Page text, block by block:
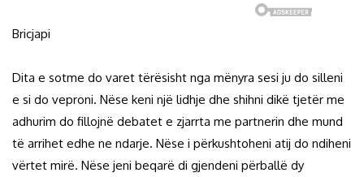
Bricjapi
Dita e sotme do varet tërësisht nga mënyra sesi ju do silleni
e si do veproni. Nëse keni një lidhje dhe shihni dikë tjetër me
adhurim do fillojnë debatet e zjarrta me partnerin dhe mund
të arrihet edhe ne ndarje. Nëse i përkushtoheni atij do ndiheni
vërtet mirë. Nëse jeni beqarë di gjendeni përballë dy